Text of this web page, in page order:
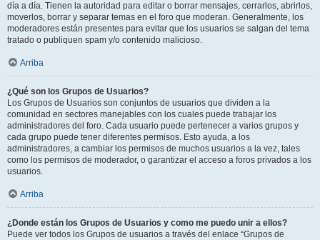
día a día. Tienen la autoridad para editar o borrar mensajes, cerrarlos, abrirlos,
moverlos, borrar y separar temas en el foro que moderan. Generalmente, los
moderadores están presentes para evitar que los usuarios se salgan del tema
tratado o publiquen spam y/o contenido malicioso.
Arriba
¿Qué son los Grupos de Usuarios?
Los Grupos de Usuarios son conjuntos de usuarios que dividen a la
comunidad en sectores manejables con los cuales puede trabajar los
administradores del foro. Cada usuario puede pertenecer a varios grupos y
cada grupo puede tener diferentes permisos. Esto ayuda, a los
administradores, a cambiar los permisos de muchos usuarios a la vez, tales
como los permisos de moderador, o garantizar el acceso a foros privados a los
usuarios.
Arriba
¿Donde están los Grupos de Usuarios y como me puedo unir a ellos?
Puede ver todos los Grupos de usuarios a través del enlace “Grupos de